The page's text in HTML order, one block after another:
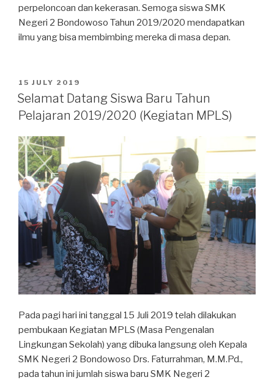
perpeloncoan dan kekerasan. Semoga siswa SMK
Negeri 2 Bondowoso Tahun 2019/2020 mendapatkan
ilmu yang bisa membimbing mereka di masa depan.
15 JULY 2019
Selamat Datang Siswa Baru Tahun
Pelajaran 2019/2020 (Kegiatan MPLS)
Pada pagi hari ini tanggal 15 Juli 2019 telah dilakukan
pembukaan Kegiatan MPLS (Masa Pengenalan
Lingkungan Sekolah) yang dibuka langsung oleh Kepala
SMK Negeri 2 Bondowoso Drs. Faturrahman, M.M.Pd.,
pada tahun ini jumlah siswa baru SMK Negeri 2